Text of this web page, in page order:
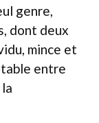
genre,
dont deux
mince et
entre